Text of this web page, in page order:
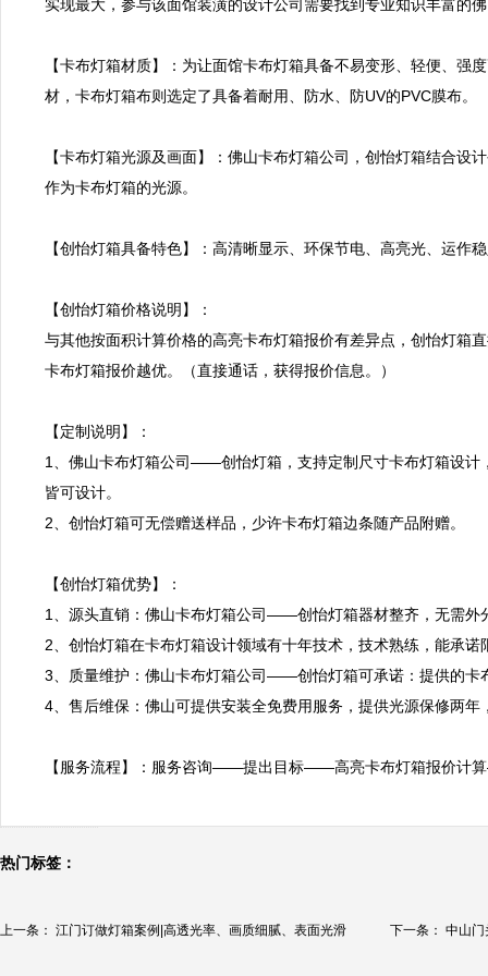
实现最大，参与该面馆装潢的设计公司需要找到专业知识丰富的
【卡布灯箱材质】：为让面馆卡布灯箱具备不易变形、轻便、
材，卡布灯箱布则选定了具备着耐用、防水、防UV的PVC膜布。
【卡布灯箱光源及画面】：佛山卡布灯箱公司，创怡灯箱结合
作为卡布灯箱的光源。
【创怡灯箱具备特色】：高清晰显示、环保节电、高亮光、运作
【创怡灯箱价格说明】：
与其他按面积计算价格的高亮卡布灯箱报价有差异点，创怡灯箱
卡布灯箱报价越优。（直接通话，获得报价信息。）
【定制说明】：
1、佛山卡布灯箱公司——创怡灯箱，支持定制尺寸卡布灯箱设计
皆可设计。
2、创怡灯箱可无偿赠送样品，少许卡布灯箱边条随产品附赠。
【创怡灯箱优势】：
1、源头直销：佛山卡布灯箱公司——创怡灯箱器材整齐，无需外
2、创怡灯箱在卡布灯箱设计领域有十年技术，技术熟练，能承诺
3、质量维护：佛山卡布灯箱公司——创怡灯箱可承诺：提供的卡
4、售后维保：佛山可提供安装全免费用服务，提供光源保修两年
【服务流程】：服务咨询——提出目标——高亮卡布灯箱报价
热门标签：
上一条： 江门订做灯箱案例|高透光率、画质细腻、表面光滑 下一条： 中山门